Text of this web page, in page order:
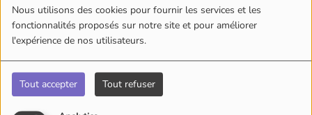
Nous utilisons des cookies pour fournir les services et les
fonctionnalités proposés sur notre site et pour améliorer
l'expérience de nos utilisateurs.
Tout accepter Tout refuser